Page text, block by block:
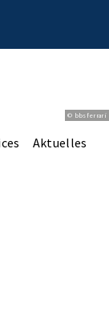
© bbsferrari
Aktuelles